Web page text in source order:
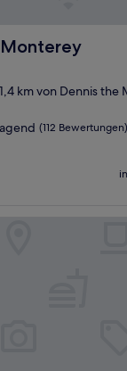
Monterey
km von Dennis the
(112 Bewertungen)